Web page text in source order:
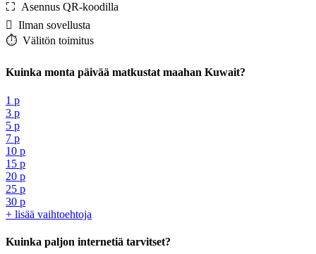
⛶️️ Asennus QR-koodilla
️ Ilman sovellusta
⏱️️ Välitön toimitus
Kuinka monta päivää matkustat maahan Kuwait?
1 p
3 p
5 p
7 p
10 p
15 p
20 p
25 p
30 p
+ lisää vaihtoehtoja
Kuinka paljon internetiä tarvitset?